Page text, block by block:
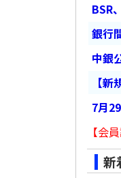
BSR
銀行
中銀
【
7月
【会
新